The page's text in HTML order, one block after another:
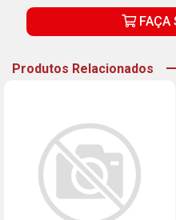
FAÇA
Produtos Relacionados